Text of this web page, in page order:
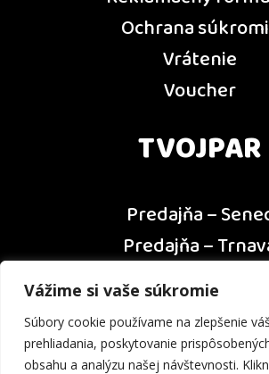
Vážime si vaše súkromie
Súbory cookie používame na zlepšenie
prehliadania, poskytovanie
obsahu a analýzu našej návštevnosti.
Ochrana
Vrátenie
Voucher
TVOJPAR
Predajňa –
Predajňa –
Predajňa – Dunajská
Predajňa – Nitra
Kontakt